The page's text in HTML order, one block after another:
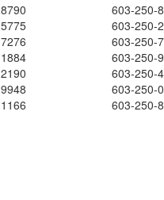
603-250-
603-250-
603-250-
603-250-
603-250-
603-250-
603-250-